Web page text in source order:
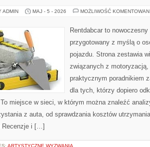
ADMIN MAJ - 5 - 2026 MOŻLIWOŚĆ
Rentdabcar to
przygotowany z myślą o
pojazdu. Strona zestawia
związanych z
praktycznym poradnikiem
dla tych, którzy dopiero
miejsce w sieci, w którym można znaleźć
z auta, od sprawdzania kosztów
Recenzje i […]
ARTYSTYCZNE WYZWANIA